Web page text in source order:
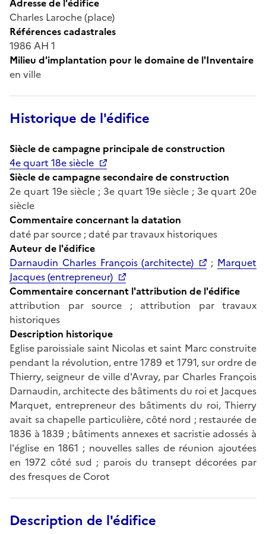
Charles Laroche (place)
Références cadastrales
1986 AH 1
Milieu d'implantation pour le domaine de l'Inventaire
en ville
Historique de l'édifice
Siècle de campagne principale de construction
4e quart 18e siècle
Siècle de campagne secondaire de construction
2e quart 19e siècle ; 3e quart 19e siècle ; 3e quart 20e
siècle
Commentaire concernant la datation
daté par source ; daté par travaux historiques
Auteur de l'édifice
Darnaudin Charles François (architecte)
; Marquet
Jacques (entrepreneur)
Commentaire concernant l'attribution de l'édifice
attribution par source ; attribution par travaux
historiques
Description historique
Eglise paroissiale saint Nicolas et saint Marc construite
pendant la révolution, entre 1789 et 1791, sur ordre de
Thierry, seigneur de ville d'Avray, par Charles François
Darnaudin, architecte des bâtiments du roi et Jacques
Marquet, entrepreneur des bâtiments du roi, Thierry
avait sa chapelle particulière, côté nord ; restaurée de
1836 à 1839 ; bâtiments annexes et sacristie adossés à
l'église en 1861 ; nouvelles salles de réunion ajoutées
en 1972 côté sud ; parois du transept décorées par
des fresques de Corot
Description de l'édifice